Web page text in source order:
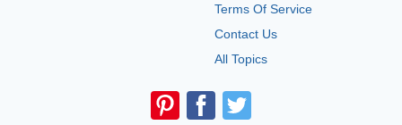
Terms Of Service
Contact Us
All Topics